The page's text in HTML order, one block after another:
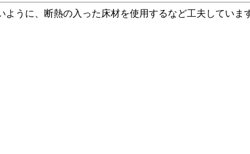
うに、断熱の入った床材を使用するなど工夫していま